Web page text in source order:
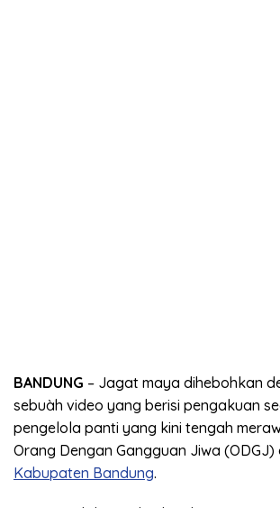
BANDUNG – Jagat maya dihebohkan
sebuàh video yang berisi pengakuan
pengelola panti yang kini tengah
Orang Dengan Gangguan Jiwa (ODGJ)
Kabupaten Bandung.